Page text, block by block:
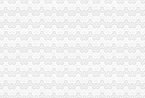
行《广告管理办法》一月份媒体广告发布
作会议隆重召开
分公司注销工商工作会议精
照注销促进工商职能到位
局指导外资企业属地化监管工作
导到观音桥农贸市场视察工作
元楷率队到区县局调研工作
接近尾声